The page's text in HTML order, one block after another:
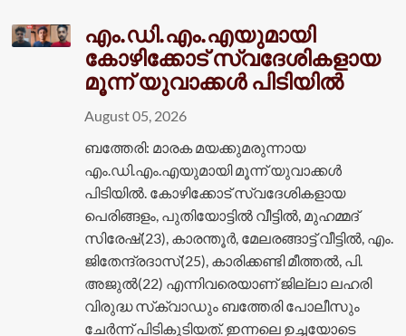
എം.ഡി.എം.എയുമായി
കോഴിക്കോട് സ്വദേശികളായ
മൂന്ന് യുവാക്കൾ പിടിയിൽ
August 05, 2026
ബത്തേരി: മാരക മയക്കുമരുന്നായ
എം.ഡി.എം.എയുമായി മൂന്ന് യുവാക്കൾ
പിടിയിൽ. കോഴിക്കോട് സ്വദേശികളായ
പെരിങ്ങളം, പുതിയോട്ടിൽ വീട്ടിൽ, മുഹമ്മദ്
സിരേഷ്(23), കാരന്തൂർ, മേലരങ്ങാട്ട് വീട്ടിൽ, എം.
ജിതേന്ദ്രദാസ്(25), കാരിക്കണ്ടി മീത്തൽ, പി.
അജുൽ(22) എന്നിവരെയാണ് ജില്ലാ ലഹരി
വിരുദ്ധ സ്‌ക്വാഡും ബത്തേരി പോലീസും
ചേർന്ന് പിടികൂടിയത്. ഇന്നലെ ഉച്ചയോടെ